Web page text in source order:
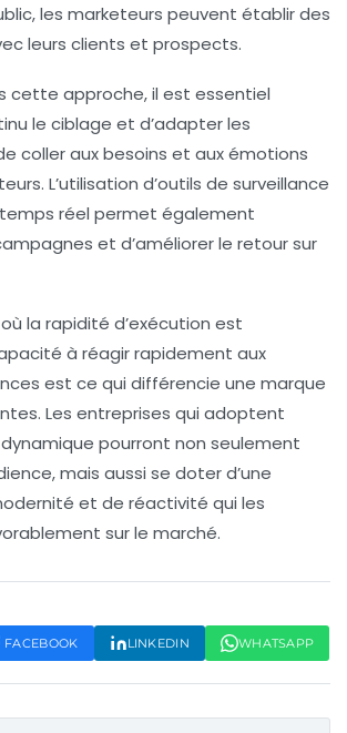
les marketeurs peuvent établir des
leurs clients et prospects.
cette approche, il est essentiel
le ciblage et d’adapter les
coller aux besoins et aux émotions
L’utilisation d’outils de surveillance
réel permet également
et d’améliorer le retour sur
la rapidité d’exécution est
à réagir rapidement aux
est ce qui différencie une marque
Les entreprises qui adoptent
pourront non seulement
mais aussi se doter d’une
et de réactivité qui les
sur le marché.
FACEBOOK LINKEDIN WHATSAPP